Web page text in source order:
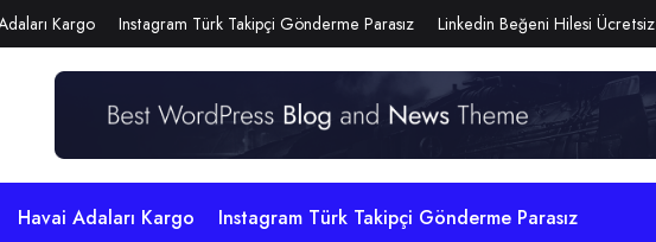
Kargo Instagram Türk Takipçi Gönderme Parasız Linkedin Beğeni Hilesi Ücretsiz
Havai Adaları Kargo Instagram Türk Takipçi Gönderme Parasız